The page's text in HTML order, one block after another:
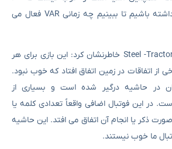
دقیقه در زمین حضور داشته باشیم تا ببینیم چه زمانی VAR فعال می
Tavakoli در مورد بازی Steel -Tractor خاطرنشان کرد: این بازی برای هر
اتفاقات در زمین اتفاق افتاد که خوب نبود.
در حاشیه درگیر شده است و بسیاری از
در این فوتبال اضافی واقعاً تعدادی کلمه یا
ذکر یا انجام آن اتفاق می افتد. این حاشیه
ما خوب نیستند.